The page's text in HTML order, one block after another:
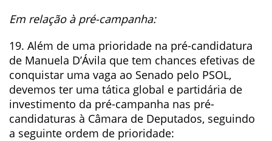
Em relação à pré-campanha:
19. Além de uma prioridade na pré-candidatura
de Manuela D’Ávila que tem chances efetivas de
conquistar uma vaga ao Senado pelo PSOL,
devemos ter uma tática global e partidária de
investimento da pré-campanha nas pré-
candidaturas à Câmara de Deputados, seguindo
a seguinte ordem de prioridade: